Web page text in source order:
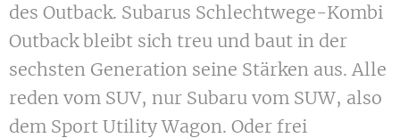
des Outback. Subarus Schlechtwege-Kombi
Outback bleibt sich treu und baut in der
sechsten Generation seine Stärken aus. Alle
reden vom SUV, nur Subaru vom SUW, also
dem Sport Utility Wagon. Oder frei